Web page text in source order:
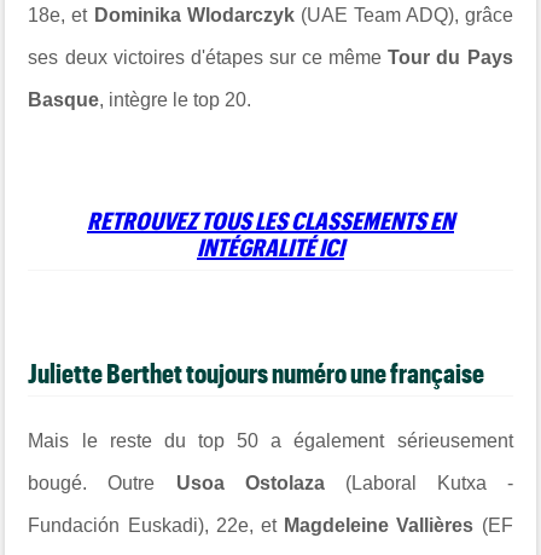
18e, et Dominika Wlodarczyk (UAE Team ADQ), grâce
ses deux victoires d'étapes sur ce mêmeTour du Pays
Basque, intègre le top 20.
RETROUVEZ TOUS LES CLASSEMENTS EN
INTÉGRALITÉ ICI
Juliette Berthet toujours numéro une française
Mais le reste du top 50 a également sérieusement
bougé. Outre Usoa Ostolaza (Laboral Kutxa -
Fundación Euskadi), 22e, et Magdeleine Vallières (EF